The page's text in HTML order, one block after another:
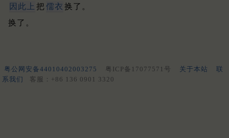
因此上 把 儒衣 换了。
换了。
粤公网安备44010402003275 粤ICP备17077571号 关于本站
联
系我们
客服：+86 136 0901 3320